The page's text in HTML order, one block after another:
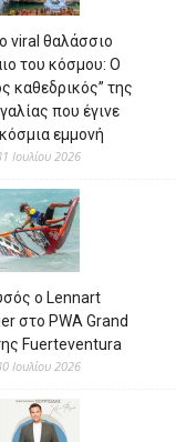
viral θαλάσσιο
του κόσμου: Ο
καθεδρικός” της
που έγινε
εμμονή
Ιουλίου 2026
ο Lennart
στο PWA Grand
Fuerteventura
Ιουλίου 2026